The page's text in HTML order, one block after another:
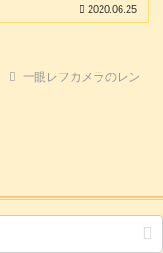
2020.06.25
一眼レフカメラのレン